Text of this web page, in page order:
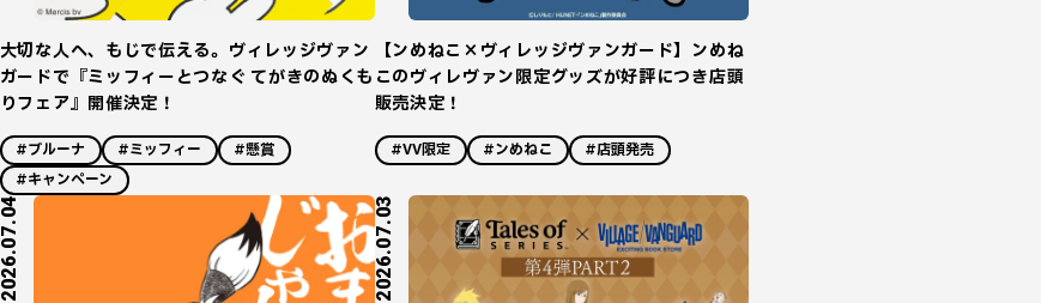
大切な人へ、もじで伝える。ヴィレッジヴァン
ガードで『ミッフィーとつなぐ てがきのぬくも
りフェア』開催決定！
#ブルーナ #ミッフィー
#懸賞
#キャンペーン
【ンめねこ×ヴィレッジヴァンガード】ンめね
このヴィレヴァン限定グッズが好評につき店頭
販売決定！
#VV限定 #ンめねこ #店頭発売
2026.07.04 2026.07.03